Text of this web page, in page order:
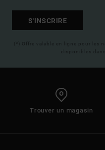
S'INSCRIRE
(*) Offre valable en ligne pour les
disponibles
Trouver un magasin